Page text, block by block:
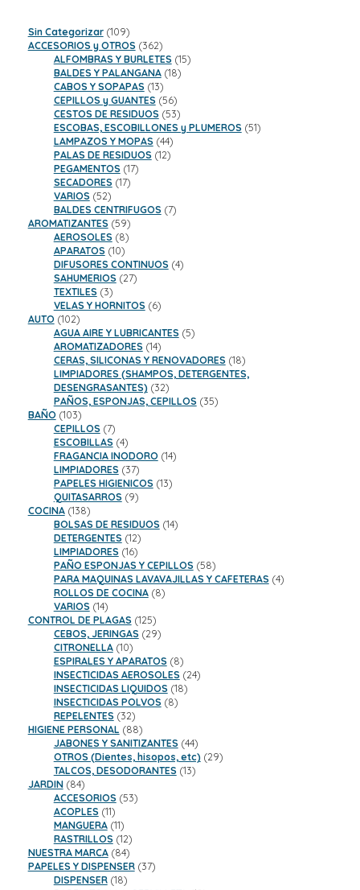
Sin Categorizar 109109
productos
ACCESORIOS y OTROS 362362
productos
ALFOMBRAS Y BURLETES 1515
BALDES Y PALANGANA 1818
CABOS Y SOPAPAS 1313
productos
CEPILLOS y GUANTES 5656
productos
CESTOS DE RESIDUOS 5353
productos
ESCOBAS, ESCOBILLONES y PLUMEROS 5151
LAMPAZOS Y MOPAS 4444
productos
PALAS DE RESIDUOS 1212
PEGAMENTOS 1717
SECADORES 1717
VARIOS 5252
productos
BALDES CENTRIFUGOS 77
AROMATIZANTES 5959
productos
AEROSOLES 88
productos
APARATOS 1010
productos
DIFUSORES CONTINUOS 44
SAHUMERIOS 2727
TEXTILES 33
productos
VELAS Y HORNITOS 66
AUTO 102102
productos
AGUA AIRE Y LUBRICANTES 55
AROMATIZADORES 1414
productos
CERAS, SILICONAS Y RENOVADORES 1818
productos
LIMPIADORES (SHAMPOS, DETERGENTES,
DESENGRASANTES) 3232
productos
PAÑOS, ESPONJAS, CEPILLOS 3535
BAÑO 103103
productos
CEPILLOS 77
productos
ESCOBILLAS 44
productos
FRAGANCIA INODORO 1414
LIMPIADORES 3737
productos
PAPELES HIGIENICOS 1313
QUITASARROS 99
COCINA 138138
productos
BOLSAS DE RESIDUOS 1414
DETERGENTES 1212
productos
LIMPIADORES 1616
productos
PAÑO ESPONJAS Y CEPILLOS 5858
productos
PARA MAQUINAS LAVAVAJILLAS Y CAFETERAS 44
ROLLOS DE COCINA 88
VARIOS 1414
productos
CONTROL DE PLAGAS 125125
productos
CEBOS, JERINGAS 2929
CITRONELLA 1010
productos
ESPIRALES Y APARATOS 88
productos
INSECTICIDAS AEROSOLES 2424
INSECTICIDAS LIQUIDOS 1818
INSECTICIDAS POLVOS 88
REPELENTES 3232
productos
HIGIENE PERSONAL 8888
productos
JABONES Y SANITIZANTES 4444
productos
OTROS (Dientes, hisopos, etc) 2929
TALCOS, DESODORANTES 1313
JARDIN 8484
productos
ACCESORIOS 5353
ACOPLES 1111
productos
MANGUERA 1111
productos
RASTRILLOS 1212
productos
NUESTRA MARCA 8484
productos
PAPELES Y DISPENSER 3737
DISPENSER 1818